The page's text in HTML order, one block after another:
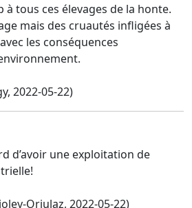
tous ces élevages de la honte.
mais des cruautés infligées à
les conséquences
2022-05-22)
d’avoir une exploitation de
Orjulaz, 2022-05-22)